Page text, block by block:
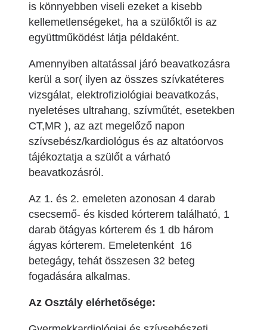
is könnyebben viseli ezeket a kisebb
kellemetlenségeket, ha a szülőktől is az
együttműködést látja példaként.
Amennyiben altatással járó beavatkozásra
kerül a sor( ilyen az összes szívkatéteres
vizsgálat, elektrofiziológiai beavatkozás,
nyeletéses ultrahang, szívműtét, esetekben
CT,MR ), az azt megelőző napon
szívsebész/kardiológus és az altatóorvos
tájékoztatja a szülőt a várható
beavatkozásról.
Az 1. és 2. emeleten azonosan 4 darab
csecsemő- és kisded kórterem található, 1
darab ötágyas kórterem és 1 db három
ágyas kórterem. Emeletenként 16
betegágy, tehát összesen 32 beteg
fogadására alkalmas.
Az Osztály elérhetősége: